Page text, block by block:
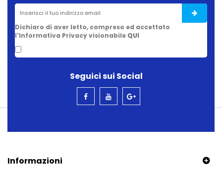
Dichiaro di aver letto, compreso ed accettato
l'Informativa Privacy visionabile QUI
Seguici sui Social
Informazioni